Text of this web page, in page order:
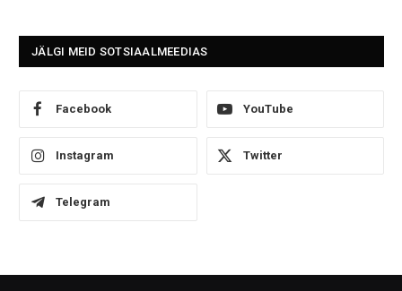
JÄLGI MEID SOTSIAALMEEDIAS
Facebook YouTube
Instagram Twitter
Telegram